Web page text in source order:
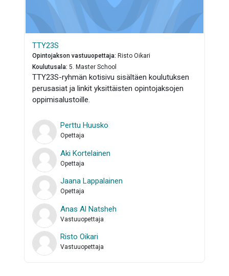
TTY23S
Opintojakson vastuuopettaja:Risto Oikari
Koulutusala:5. Master School
TTY23S-ryhmän kotisivu sisältäen koulutuksen
perusasiat ja linkit yksittäisten opintojaksojen
oppimisalustoille.
Perttu Huusko
Opettaja
Aki Kortelainen
Opettaja
Jaana Lappalainen
Opettaja
Anas Al Natsheh
Vastuuopettaja
Risto Oikari
Vastuuopettaja